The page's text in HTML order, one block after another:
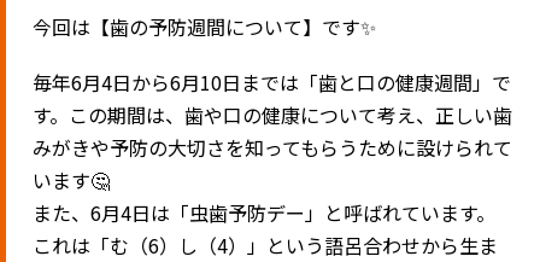
今回は【歯の予防週間について】です✨
毎年6月4日から6月10日までは「歯と口の健康週間」で
す。この期間は、歯や口の健康について考え、正しい歯
みがきや予防の大切さを知ってもらうために設けられて
います🤔
また、6月4日は「虫歯予防デー」と呼ばれています。
これは「む（6）し（4）」という語呂合わせから生ま